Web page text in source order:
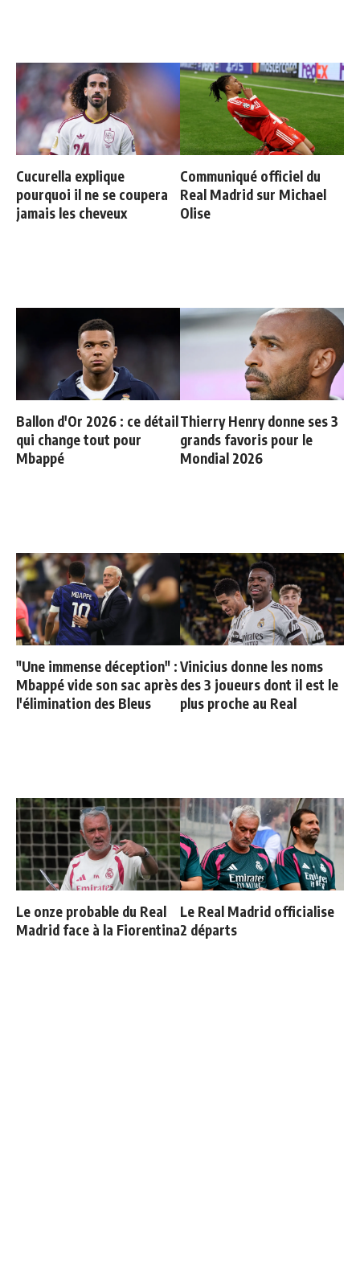
Cucurella explique
pourquoi il ne se coupera
jamais les cheveux
Communiqué officiel du
Real Madrid sur Michael
Olise
Ballon d'Or 2026 : ce détail
qui change tout pour
Mbappé
Thierry Henry donne ses 3
grands favoris pour le
Mondial 2026
"Une immense déception" :
Mbappé vide son sac après
l'élimination des Bleus
Vinicius donne les noms
des 3 joueurs dont il est le
plus proche au Real
Le onze probable du Real
Madrid face à la Fiorentina
Le Real Madrid officialise
2 départs